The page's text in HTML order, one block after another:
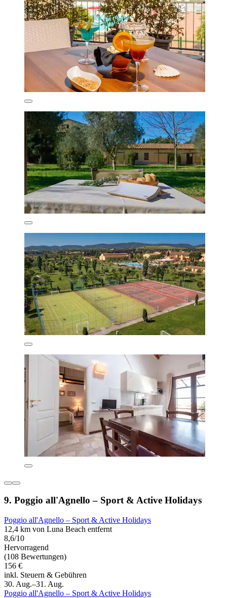
9. Poggio all'Agnello – Sport & Active Holidays
Poggio all'Agnello – Sport & Active Holidays
12,4 km von Luna Beach entfernt
8,6/10
Hervorragend
(108 Bewertungen)
156 €
inkl. Steuern & Gebühren
30. Aug.–31. Aug.
Poggio all'Agnello – Sport & Active Holidays